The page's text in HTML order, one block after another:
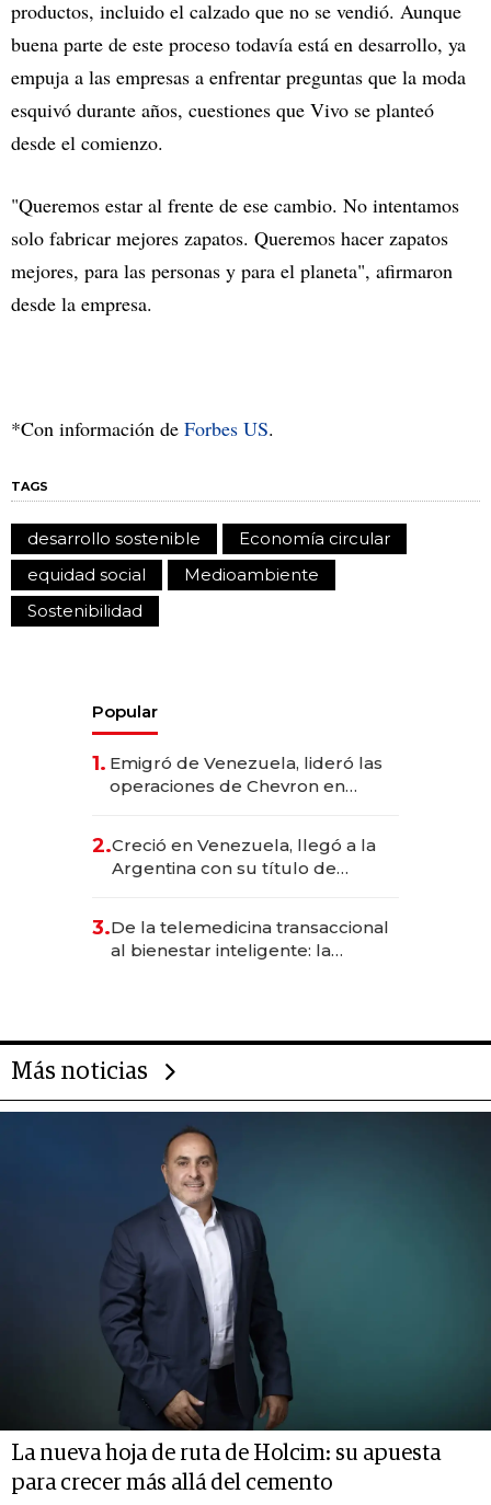
productos, incluido el calzado que no se vendió. Aunque
buena parte de este proceso todavía está en desarrollo, ya
empuja a las empresas a enfrentar preguntas que la moda
esquivó durante años, cuestiones que Vivo se planteó
desde el comienzo.
"Queremos estar al frente de ese cambio. No intentamos
solo fabricar mejores zapatos. Queremos hacer zapatos
mejores, para las personas y para el planeta", afirmaron
desde la empresa.
*Con información de Forbes US.
TAGS
desarrollo sostenible
Economía circular
equidad social
Medioambiente
Sostenibilidad
Popular
1. Emigró de Venezuela, lideró las
operaciones de Chevron en
2.Creció en Venezuela, llegó a la
Argentina con su título de
las marcas "fast premium"
3.De la telemedicina transaccional
al bienestar inteligente: la
Más noticias
La nueva hoja de ruta de Holcim: su apuesta
para crecer más allá del cemento